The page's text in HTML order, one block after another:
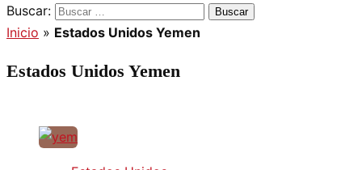
Buscar:
Inicio » Estados Unidos Yemen
Estados Unidos Yemen